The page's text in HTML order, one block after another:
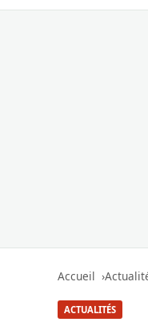
Accueil
ACTUALITÉS